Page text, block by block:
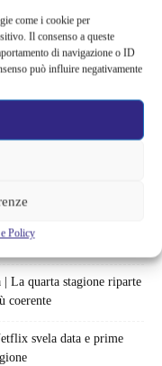
come i cookie per
Il consenso a queste
di navigazione o ID
può influire negativamente
Policy
| La serie supera
| La quarta stagione riparte
coerente
svela data e prime